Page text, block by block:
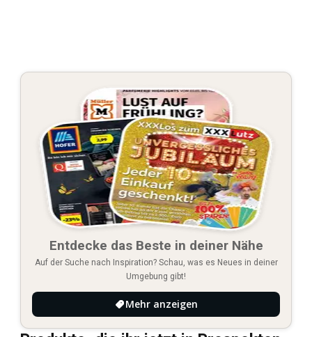
Entdecke das Beste in deiner Nähe
Auf der Suche nach Inspiration? Schau, was es Neues in deiner
Umgebung gibt!
Mehr anzeigen